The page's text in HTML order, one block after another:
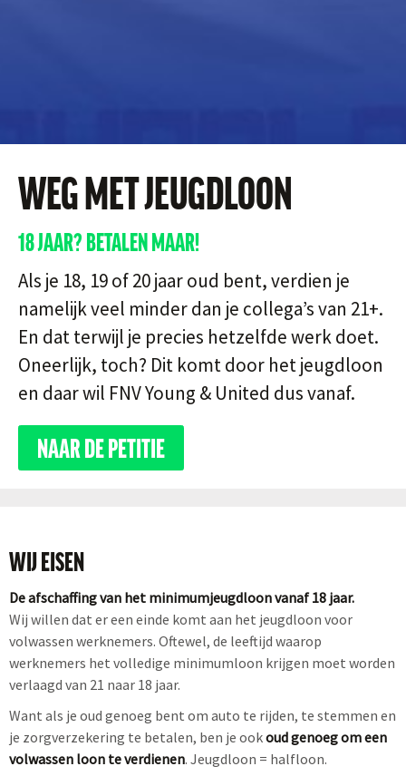
WEG MET JEUGDLOON
18 JAAR? BETALEN MAAR!
Als je 18, 19 of 20 jaar oud bent, verdien je
namelijk veel minder dan je collega’s van 21+.
En dat terwijl je precies hetzelfde werk doet.
Oneerlijk, toch? Dit komt door het jeugdloon
en daar wil FNV Young & United dus vanaf.
NAAR DE PETITIE
WIJ EISEN
De afschaffing van het minimumjeugdloon vanaf 18 jaar.
Wij willen dat er een einde komt aan het jeugdloon voor
volwassen werknemers. Oftewel, de leeftijd waarop
werknemers het volledige minimumloon krijgen moet worden
verlaagd van 21 naar 18 jaar.
Want als je oud genoeg bent om auto te rijden, te stemmen en
je zorgverzekering te betalen, ben je ookoud genoeg om een
volwassen loon te verdienen. Jeugdloon = halfloon.